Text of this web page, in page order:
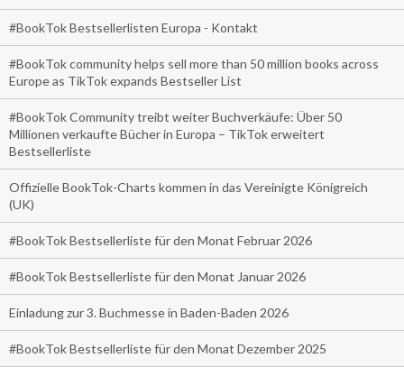
#BookTok Bestsellerlisten Europa - Kontakt
#BookTok community helps sell more than 50 million books across
Europe as TikTok expands Bestseller List
#BookTok Community treibt weiter Buchverkäufe: Über 50
Millionen verkaufte Bücher in Europa – TikTok erweitert
Bestsellerliste
Offizielle BookTok-Charts kommen in das Vereinigte Königreich
(UK)
#BookTok Bestsellerliste für den Monat Februar 2026
#BookTok Bestsellerliste für den Monat Januar 2026
Einladung zur 3. Buchmesse in Baden-Baden 2026
#BookTok Bestsellerliste für den Monat Dezember 2025